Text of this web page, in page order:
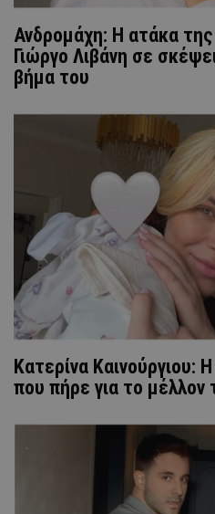
Ανδρομάχη: Η ατάκα
Γιώργο Λιβάνη σε
βήμα του
Κατερίνα Καινούργιου:
που πήρε για το μέλλον